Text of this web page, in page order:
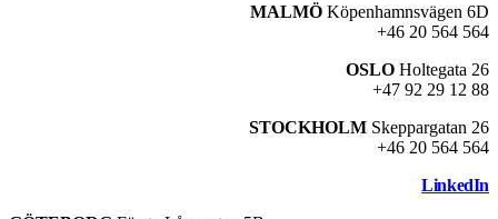
MALMÖ Köpenhamnsvägen 6D
+46 20 564 564
OSLO Holtegata 26
+47 92 29 12 88
STOCKHOLM Skeppargatan 26
+46 20 564 564
LinkedIn